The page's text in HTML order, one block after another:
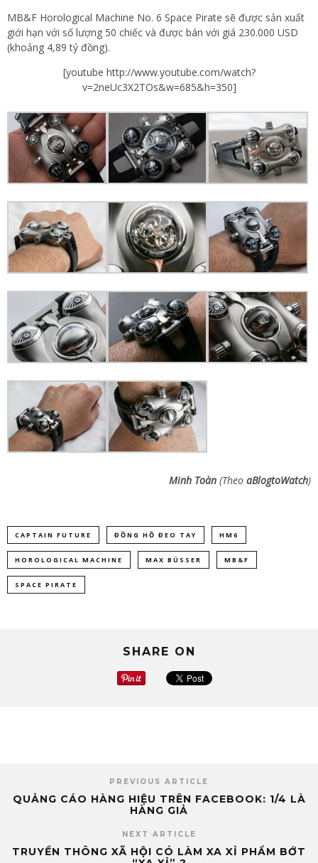
MB&F Horological Machine No. 6 Space Pirate sẽ được sản xuất
giới hạn với số lượng 50 chiếc và được bán với giá 230.000 USD
(khoảng 4,89 tỷ đồng).
[youtube http://www.youtube.com/watch?
v=2neUc3X2TOs&w=685&h=350]
Minh Toàn (Theo aBlogtoWatch)
CAPTAIN FUTURE ĐỒNG HỒ ĐEO TAY HM6
HOROLOGICAL MACHINE MAX BÜSSER MB&F
SPACE PIRATE
SHARE ON
PREVIOUS ARTICLE
QUẢNG CÁO HÀNG HIỆU TRÊN FACEBOOK: 1/4 LÀ
HÀNG GIẢ
NEXT ARTICLE
TRUYỀN THÔNG XÃ HỘI CÓ LÀM XA XỈ PHẨM BỚT